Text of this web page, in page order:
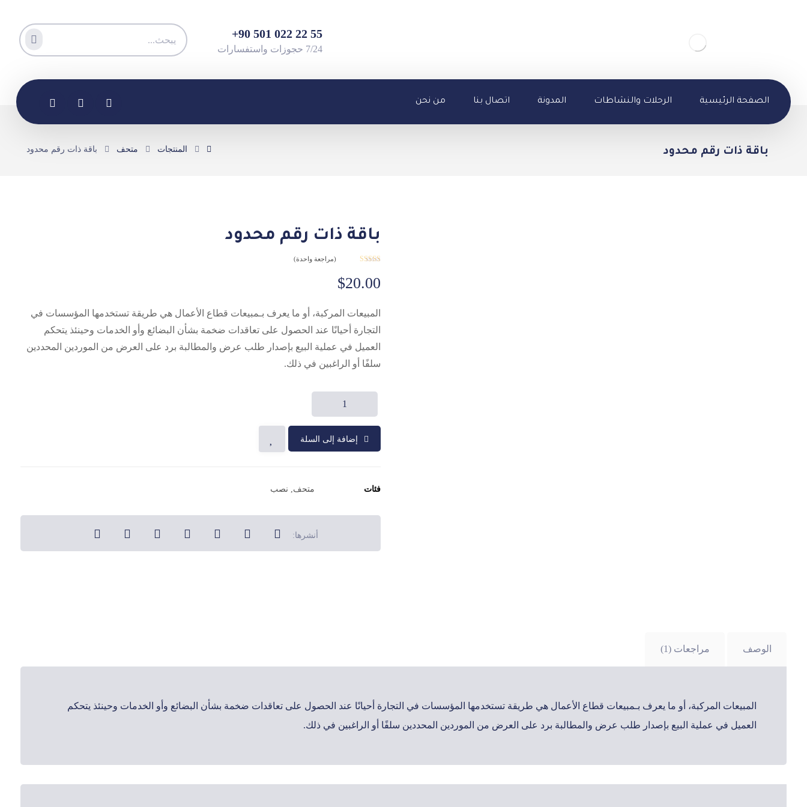
55 22 022 501 90+
7/24 حجوزات واستفسارات
الصفحة الرئيسية الرحلات والنشاطات المدونة اتصال بنا من نحن
باقة ذات رقم محدود المنتجات متحف باقة ذات رقم محدود
باقة ذات رقم محدود
5.00
من 5
بناءً على
(مراجعة واحدة)
$20.00
المبيعات المركبة، أو ما يعرف بـمبيعات قطاع الأعمال هي طريقة تستخدمها المؤسسات في
التجارة أحيانًا عند الحصول على تعاقدات ضخمة بشأن البضائع وأو الخدمات وحينئذ يتحكم
العميل في عملية البيع بإصدار طلب عرض والمطالبة برد على العرض من الموردين المحددين
سلفًا أو الراغبين في ذلك.
إضافة إلى السلة
فئات متحف نصب
الوصف مراجعات (1)
المبيعات المركبة، أو ما يعرف بـمبيعات قطاع الأعمال هي طريقة تستخدمها المؤسسات في التجارة أحيانًا عند الحصول على تعاقدات ضخمة بشأن البضائع وأو الخدمات وحينئذ يتحكم
العميل في عملية البيع بإصدار طلب عرض والمطالبة برد على العرض من الموردين المحددين سلفًا أو الراغبين في ذلك.